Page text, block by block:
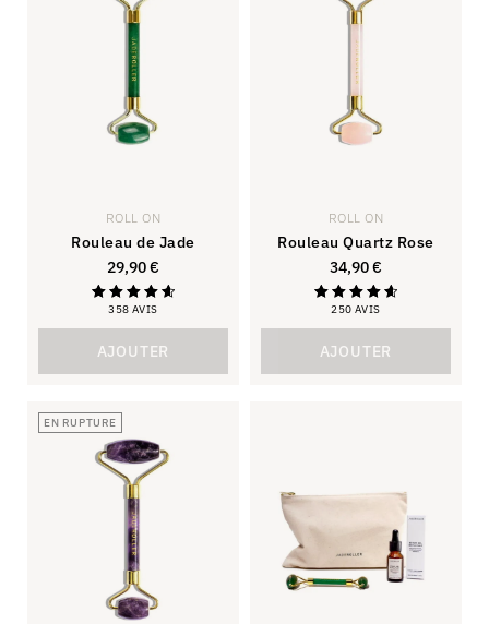
ROLL ON
Rouleau de Jade
29,90€
358 AVIS
Note
AJOUTER
ROLL ON
Rouleau Quartz Rose
34,90€
250 AVIS
Note
AJOUTER
EN RUPTURE